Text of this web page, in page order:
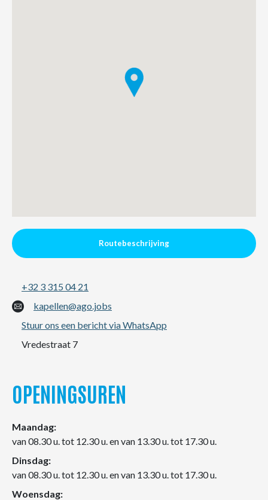
Routebeschrijving
+32 3 315 04 21
kapellen@ago.jobs
Stuur ons een bericht via WhatsApp
Vredestraat 7
OPENINGSUREN
Maandag:
van 08.30 u. tot 12.30 u. en van 13.30 u. tot 17.30 u.
Dinsdag:
van 08.30 u. tot 12.30 u. en van 13.30 u. tot 17.30 u.
Woensdag: